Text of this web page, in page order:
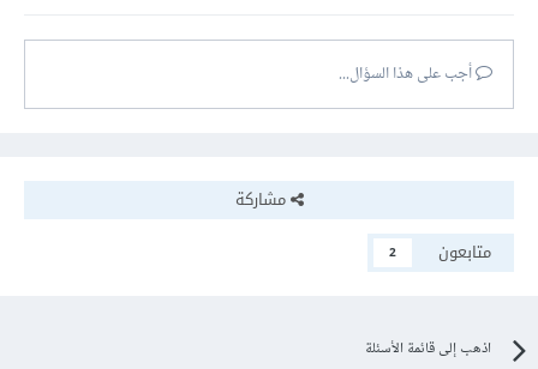
أجب على هذا السؤال...
مشاركة
متابعون
2
اذهب إلى قائمة الأسئلة